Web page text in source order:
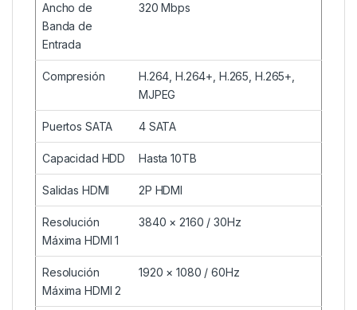
Ancho de
Banda de
Entrada
320 Mbps
Compresión
H.264, H.264+, H.265, H.265+,
MJPEG
Puertos SATA 4 SATA
Capacidad HDD Hasta 10TB
Salidas HDMI 2P HDMI
Resolución
Máxima HDMI 1
3840 × 2160 / 30Hz
Resolución
Máxima HDMI 2
1920 × 1080 / 60Hz